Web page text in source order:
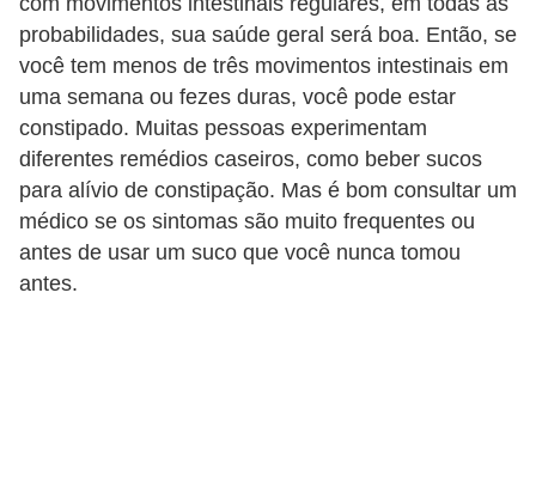
probabilidades, sua saúde geral será boa. Então, se
você tem menos de três movimentos intestinais em
uma semana ou fezes duras, você pode estar
constipado. Muitas pessoas experimentam
diferentes remédios caseiros, como beber sucos
para alívio de constipação. Mas é bom consultar um
médico se os sintomas são muito frequentes ou
antes de usar um suco que você nunca tomou
antes.
e
f
í
s
i
c
a
B